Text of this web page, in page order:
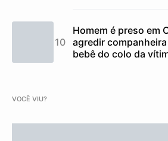
Homem é preso em
agredir
bebê do colo da
VOCÊ VIU?